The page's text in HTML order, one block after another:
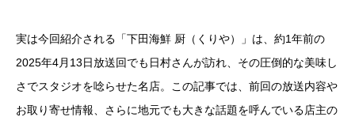
実は今回紹介される「下田海鮮 厨（くりや）」は、約1年前の
2025年4月13日放送回でも日村さんが訪れ、その圧倒的な美味し
さでスタジオを唸らせた名店。この記事では、前回の放送内容や
お取り寄せ情報、さらに地元でも大きな話題を呼んでいる店主の